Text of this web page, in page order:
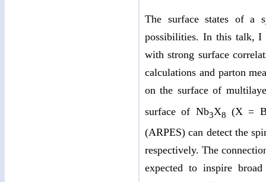
The surface states of a
possibilities. In this talk, I
with strong surface
calculations and parton
on the surface of
surface of Nb3X8
(X =
(ARPES) can detect the
respectively. The
expected to inspire